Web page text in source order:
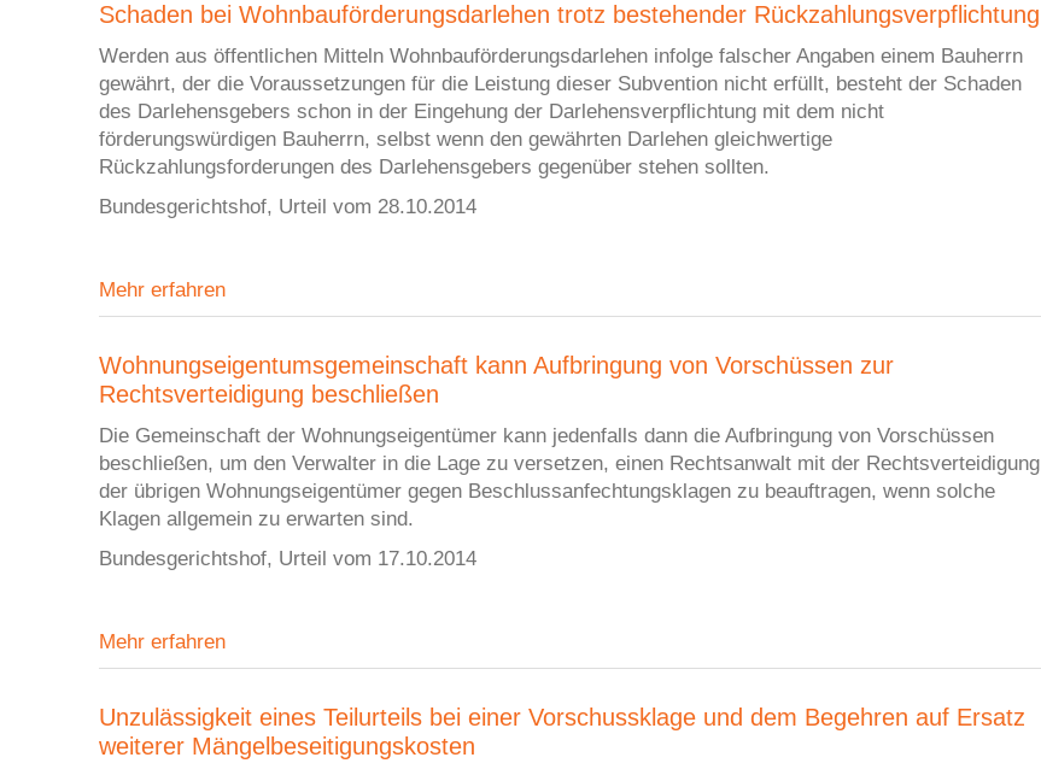
Schaden bei Wohnbauförderungsdarlehen trotz bestehender Rückzahlungsverpflichtung
Werden aus öffentlichen Mitteln Wohnbauförderungsdarlehen infolge falscher Angaben einem Bauherrn
gewährt, der die Voraussetzungen für die Leistung dieser Subvention nicht erfüllt, besteht der Schaden
des Darlehensgebers schon in der Eingehung der Darlehensverpflichtung mit dem nicht
förderungswürdigen Bauherrn, selbst wenn den gewährten Darlehen gleichwertige
Rückzahlungsforderungen des Darlehensgebers gegenüber stehen sollten.
Bundesgerichtshof, Urteil vom 28.10.2014
Mehr erfahren
Wohnungseigentumsgemeinschaft kann Aufbringung von Vorschüssen zur
Rechtsverteidigung beschließen
Die Gemeinschaft der Wohnungseigentümer kann jedenfalls dann die Aufbringung von Vorschüssen
beschließen, um den Verwalter in die Lage zu versetzen, einen Rechtsanwalt mit der Rechtsverteidigung
der übrigen Wohnungseigentümer gegen Beschlussanfechtungsklagen zu beauftragen, wenn solche
Klagen allgemein zu erwarten sind.
Bundesgerichtshof, Urteil vom 17.10.2014
Mehr erfahren
Unzulässigkeit eines Teilurteils bei einer Vorschussklage und dem Begehren auf Ersatz
weiterer Mängelbeseitigungskosten